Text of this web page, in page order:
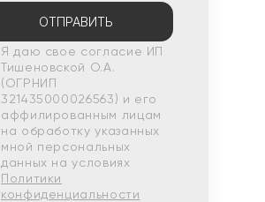
ОТПРАВИТЬ
Я даю свое согласие ИП
Тишеновской О.А.
(ОГРНИП
321435000026563) и его
аффилированным лицам
на обработку указанных
мной персональных
данных на условиях
Политики
конфиденциальности